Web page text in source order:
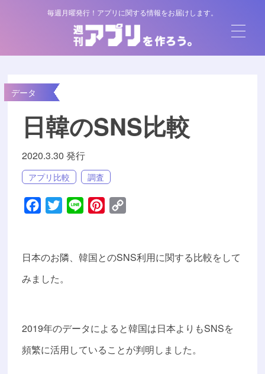
毎週月曜発行！アプリに関する情報をお届けします。
データ
日韓のSNS比較
2020.3.30 発行
アプリ比較 調査
Facebook
Twitter Line Pinterest
日本のお隣、韓国とのSNS利用に関する比較をして
みました。
2019年のデータによると韓国は日本よりもSNSを
頻繁に活用していることが判明しました。